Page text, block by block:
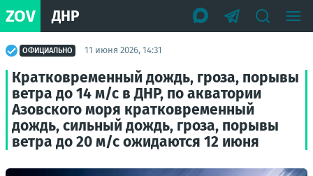
ZOV ДНР
ОФИЦИАЛЬНО 11 июня 2026, 14:31
Кратковременный дождь, гроза, порывы
ветра до 14 м/с в ДНР, по акватории
Азовского моря кратковременный
дождь, сильный дождь, гроза, порывы
ветра до 20 м/с ожидаются 12 июня